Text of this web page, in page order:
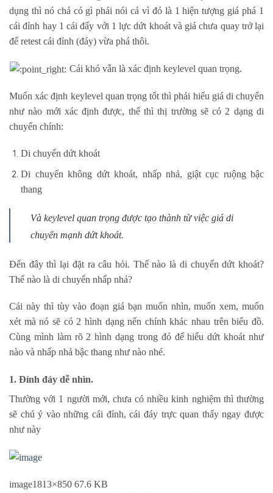
dụng thì nó chả có gì phải nói cả vì đó là 1 hiện tượng giá phá 1
cái đỉnh hay 1 cái đấy với 1 lực dứt khoát và giá chưa quay trở lại
để retest cái đỉnh (đáy) vừa phá thôi.
Cái khó vẫn là xác định keylevel quan trọng.
Muốn xác định keylevel quan trọng tốt thì phải hiểu giá di chuyển
như nào mới xác định được, thế thì thị trường sẽ có 2 dạng di
chuyển chính:
Di chuyển dứt khoát
Di chuyển không dứt khoát, nhấp nhả, giật cục ruộng bậc
thang
Và keylevel quan trọng được tạo thành từ việc giá di
chuyển mạnh dứt khoát.
Đến đây thì lại đặt ra câu hỏi. Thế nào là di chuyển dứt khoát?
Thế nào là di chuyển nhấp nhả?
Cái này thì tùy vào đoạn giá bạn muốn nhìn, muốn xem, muốn
xét mà nó sẽ có 2 hình dạng nến chính khác nhau trên biểu đồ.
Cùng mình làm rõ 2 hình dạng trong đó để hiểu dứt khoát như
nào và nhấp nhả bậc thang như nào nhé.
1. Đỉnh đáy dễ nhìn.
Thường với 1 người mới, chưa có nhiều kinh nghiệm thì thường
sẽ chú ý vào những cái đỉnh, cái đáy trực quan thấy ngay được
như này
image1813×850 67.6 KB